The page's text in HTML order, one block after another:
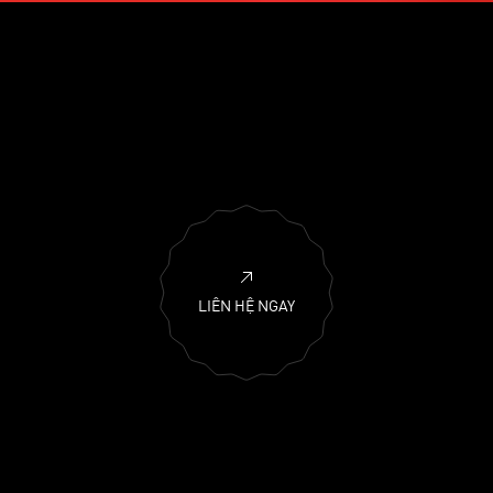
LIÊN HỆ NGAY